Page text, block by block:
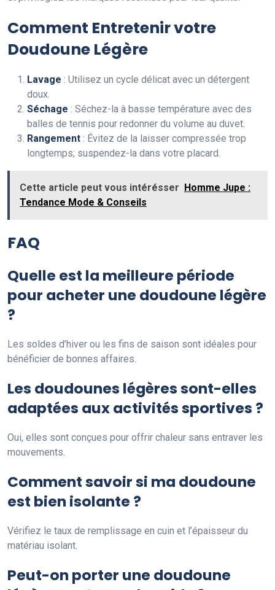
Comment Entretenir votre
Doudoune Légère
Lavage : Utilisez un cycle délicat avec un détergent
doux.
Séchage : Séchez-la à basse température avec des
balles de tennis pour redonner du volume au duvet.
Rangement : Évitez de la laisser compressée trop
longtemps; suspendez-la dans votre placard.
Cette article peut vous intérésser Homme Jupe :
Tendance Mode & Conseils
FAQ
Quelle est la meilleure période
pour acheter une doudoune légère
?
Les soldes d’hiver ou les fins de saison sont idéales pour
bénéficier de bonnes affaires.
Les doudounes légères sont-elles
adaptées aux activités sportives ?
Oui, elles sont conçues pour offrir chaleur sans entraver les
mouvements.
Comment savoir si ma doudoune
est bien isolante ?
Vérifiez le taux de remplissage en cuin et l’épaisseur du
matériau isolant.
Peut-on porter une doudoune